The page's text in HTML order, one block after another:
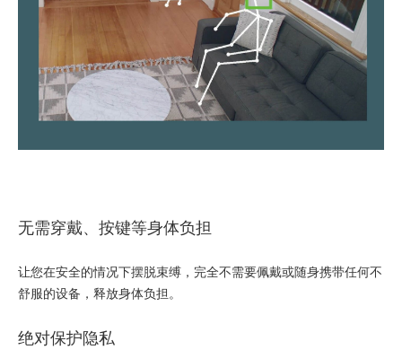
无需穿戴、按键等身体负担
让您在安全的情况下摆脱束缚，完全不需要佩戴或随身携带任何不
舒服的设备，释放身体负担。
绝对保护隐私